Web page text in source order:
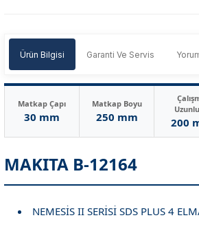
Ürün Bilgisi Garanti Ve Servis
Matkap Çapı
30 mm
Matkap Boyu
250 mm 200
MAKITA B-12164
NEMESİS II SERİSİ SDS PLUS 4